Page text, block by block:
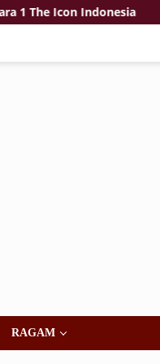
Icon Indonesia
RAGAM